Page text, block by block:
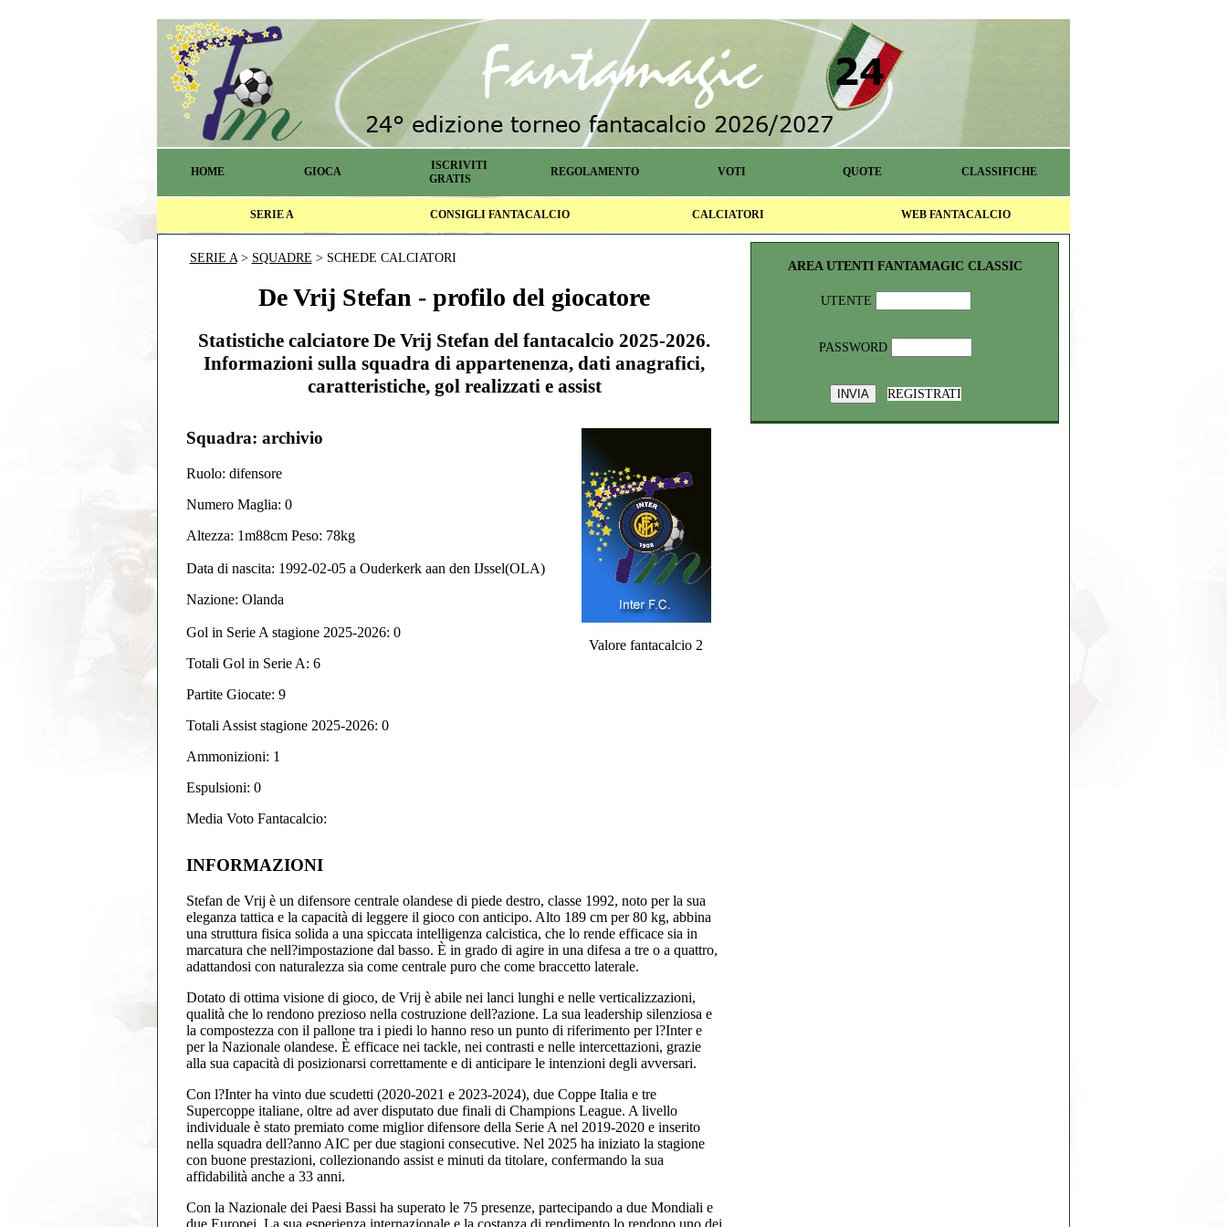
HOME GIOCA
ISCRIVITI
GRATIS
REGOLAMENTO VOTI QUOTE CLASSIFICHE
SERIE A CONSIGLI FANTACALCIO CALCIATORI WEB FANTACALCIO
SERIE A> SQUADRE > SCHEDE CALCIATORI
De Vrij Stefan - profilo del giocatore
Statistiche calciatore De Vrij Stefan del fantacalcio 2025-2026.
Informazioni sulla squadra di appartenenza, dati anagrafici,
caratteristiche, gol realizzati e assist
Squadra: archivio
Ruolo: difensore
Numero Maglia: 0
Altezza: 1m88cm Peso: 78kg
Data di nascita: 1992-02-05 a Ouderkerk aan den IJssel(OLA)
Nazione: Olanda
Gol in Serie A stagione 2025-2026: 0
Totali Gol in Serie A: 6
Partite Giocate: 9
Totali Assist stagione 2025-2026: 0
Ammonizioni: 1
Espulsioni: 0
Media Voto Fantacalcio:
Valore fantacalcio 2
INFORMAZIONI
Stefan de Vrij è un difensore centrale olandese di piede destro, classe 1992, noto per la sua
eleganza tattica e la capacità di leggere il gioco con anticipo. Alto 189 cm per 80 kg, abbina
una struttura fisica solida a una spiccata intelligenza calcistica, che lo rende efficace sia in
marcatura che nell?impostazione dal basso. È in grado di agire in una difesa a tre o a quattro,
adattandosi con naturalezza sia come centrale puro che come braccetto laterale.
Dotato di ottima visione di gioco, de Vrij è abile nei lanci lunghi e nelle verticalizzazioni,
qualità che lo rendono prezioso nella costruzione dell?azione. La sua leadership silenziosa e
la compostezza con il pallone tra i piedi lo hanno reso un punto di riferimento per l?Inter e
per la Nazionale olandese. È efficace nei tackle, nei contrasti e nelle intercettazioni, grazie
alla sua capacità di posizionarsi correttamente e di anticipare le intenzioni degli avversari.
Con l?Inter ha vinto due scudetti (2020-2021 e 2023-2024), due Coppe Italia e tre
Supercoppe italiane, oltre ad aver disputato due finali di Champions League. A livello
individuale è stato premiato come miglior difensore della Serie A nel 2019-2020 e inserito
nella squadra dell?anno AIC per due stagioni consecutive. Nel 2025 ha iniziato la stagione
con buone prestazioni, collezionando assist e minuti da titolare, confermando la sua
affidabilità anche a 33 anni.
Con la Nazionale dei Paesi Bassi ha superato le 75 presenze, partecipando a due Mondiali e
due Europei. La sua esperienza internazionale e la costanza di rendimento lo rendono uno dei
AREA UTENTI FANTAMAGIC CLASSIC
UTENTE
PASSWORD
REGISTRATI